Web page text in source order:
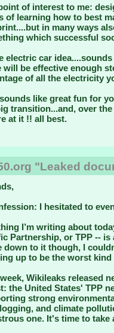
of interest to me:
of learning how to best
in many ways
which successful
electric car
will be effective enough
of all the electricity
like great fun for
transition...and, over
at it !! all best.
"Leaked
I hesitated to
I’m writing about
Partnership, or TPP --
down to it though, I
up to be the worst
Wikileaks released
the United States' TPP
strong
and climate
one. It's time to take